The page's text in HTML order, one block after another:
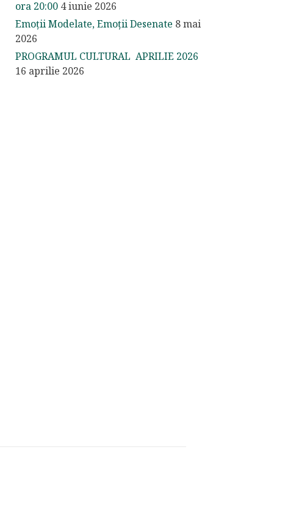
ora 20:00 4 iunie 2026
Emoții Modelate, Emoții Desenate 8 mai
2026
PROGRAMUL CULTURAL APRILIE 2026
16 aprilie 2026